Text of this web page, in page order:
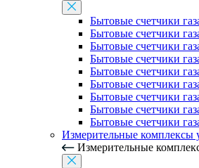
Бытовые счетчики
Бытовые счетчики
Бытовые счетчики
Бытовые счетчики
Бытовые счетчики
Бытовые счетчики
Бытовые счетчики
Бытовые счетчики
Бытовые счетчики
Измерительные комплексы
Измерительные